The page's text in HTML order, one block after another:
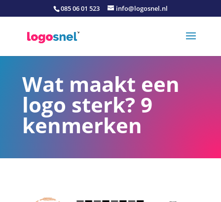
085 06 01 523 info@logosnel.nl
Wat maakt een
logo sterk? 9
kenmerken